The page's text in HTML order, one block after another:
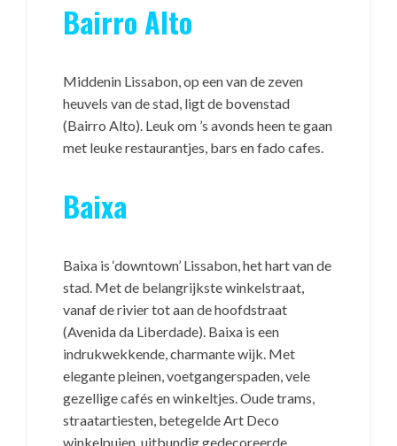
Bairro Alto
Middenin Lissabon, op een van de zeven
heuvels van de stad, ligt de bovenstad
(Bairro Alto). Leuk om ’s avonds heen te gaan
met leuke restaurantjes, bars en fado cafes.
Baixa
Baixa is ‘downtown’ Lissabon, het hart van de
stad. Met de belangrijkste winkelstraat,
vanaf de rivier tot aan de hoofdstraat
(Avenida da Liberdade). Baixa is een
indrukwekkende, charmante wijk. Met
elegante pleinen, voetgangerspaden, vele
gezellige cafés en winkeltjes. Oude trams,
straatartiesten, betegelde Art Deco
winkelpuien, uitbundig gedecoreerde